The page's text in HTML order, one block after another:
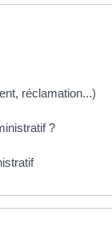
réclamation...)
?